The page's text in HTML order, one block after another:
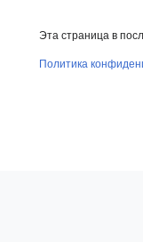
Эта страница в
Политика